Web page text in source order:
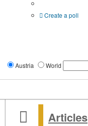
Create a poll
Austria World
Articles